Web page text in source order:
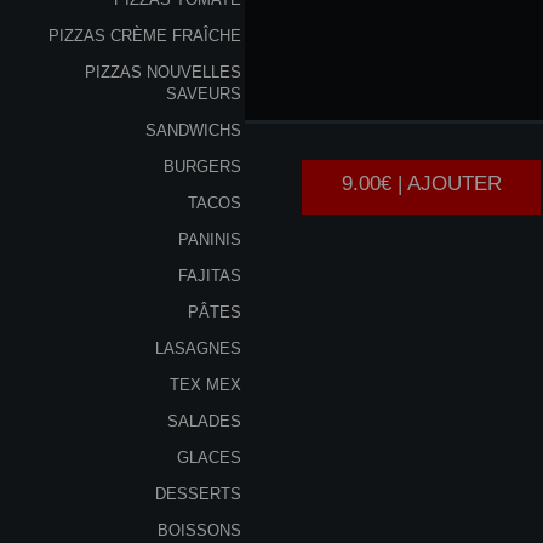
PIZZAS CRÈME FRAÎCHE
PIZZAS NOUVELLES
SAVEURS
SANDWICHS
BURGERS
TACOS
PANINIS
FAJITAS
PÂTES
LASAGNES
TEX MEX
SALADES
GLACES
DESSERTS
BOISSONS
9.00€ | AJOUTER